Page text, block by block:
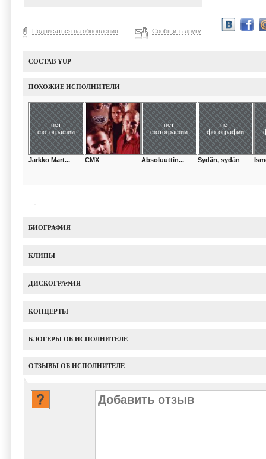
Подписаться на обновления Сообщить другу
СОСТАВ YUP
ПОХОЖИЕ ИСПОЛНИТЕЛИ
нет
фотографии
Jarkko Mart... CMX
нет
фотографии
Absoluuttin...
нет
фотографии
Sydän, sydän
БИОГРАФИЯ
КЛИПЫ
ДИСКОГРАФИЯ
КОНЦЕРТЫ
БЛОГЕРЫ ОБ ИСПОЛНИТЕЛЕ
ОТЗЫВЫ ОБ ИСПОЛНИТЕЛЕ